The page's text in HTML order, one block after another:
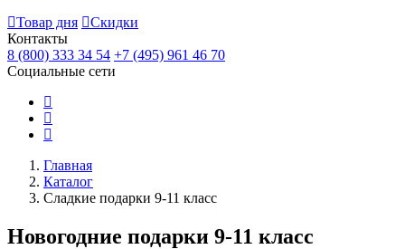
Товар дня
Скидки
Контакты
8 (800) 333 34 54 +7 (495) 961 46 70
Социальные сети
Главная
Каталог
Сладкие подарки 9-11 класс
Новогодние подарки 9-11 класс